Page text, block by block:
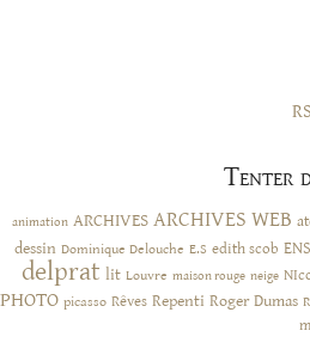
Tenter
animation ARCHIVES ARCHIVES WEB
dessin Dominique Delouche E.S edith scob
delprat lit Louvre maison rouge neige
PHOTO picasso Rêves Repenti Roger Dumas